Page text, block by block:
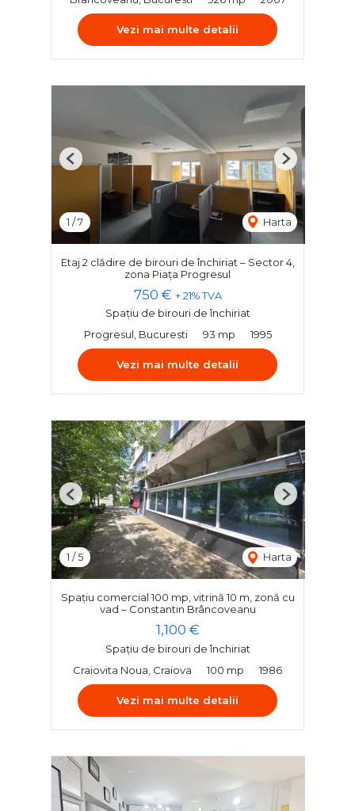
Vezi mai multe detalii
1 /7 Harta
Previous Next
Etaj 2 clădire de birouri de închiriat – Sector 4,
zona Piața Progresul
750 € + 21% TVA
Spațiu de birouri de închiriat
Progresul, Bucuresti
93 mp 1995
Vezi mai multe detalii
1 /5 Harta
Previous Next
Spațiu comercial 100 mp, vitrină 10 m, zonă cu
vad – Constantin Brâncoveanu
1,100 €
Spațiu de birouri de închiriat
Craiovita Noua, Craiova
100 mp 1986
Vezi mai multe detalii